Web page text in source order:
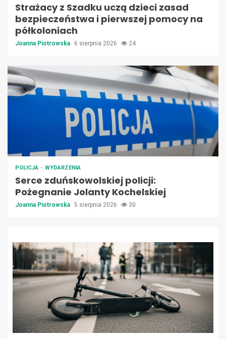
Strażacy z Szadku uczą dzieci zasad
bezpieczeństwa i pierwszej pomocy na
półkoloniach
Joanna Piotrowska 6 sierpnia 2026 24
POLICJA WYDARZENIA
Serce zduńskowolskiej policji:
Pożegnanie Jolanty Kochelskiej
Joanna Piotrowska 5 sierpnia 2026 30